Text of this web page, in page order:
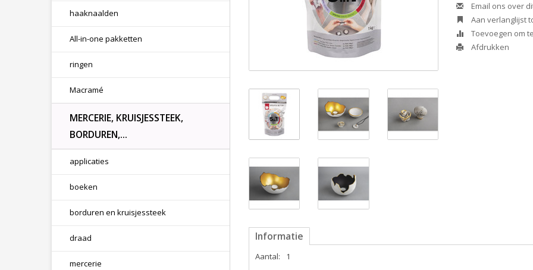
haaknaalden
All-in-one pakketten
ringen
Macramé
MERCERIE, KRUISJESSTEEK,
BORDUREN,...
applicaties
boeken
borduren en kruisjessteek
draad
mercerie
Email ons over
Aan verlanglijst
Toevoegen om
Afdrukken
Informatie
Aantal:
1